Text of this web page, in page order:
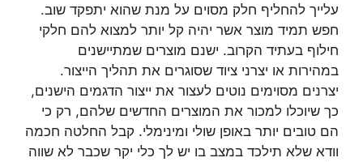
עלייך להחליף חלק מסוים על מנת שהוא יתפקד שוב.
חפש תמיד מוצר אשר יהיה קל יותר למצוא להם חלקי
חילוף בעתיד הקרוב. ישנם מוצרים שמתיישנים
במהירות או יצרני ציוד שסוגרים את תהליך הייצור.
יצרנים מסוימים נוטים לעצור את ייצור הדגמים הישנים,
כך שיוכלו למכור את המוצרים החדשים שלהם, רק כי
הם טובים יותר באופן שולי ומינימלי. קבל החלטה חכמה
וודא שלא תילכד במצב בו יש לך כלי יקר שכבר לא שווה